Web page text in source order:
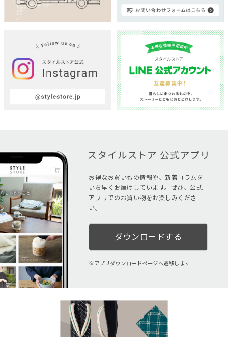
お得なお買いもの情報や、新着コラムを
いち早くお届けしています。ぜひ、公式
アプリでのお買い物をお楽しみくださ
い。
ダウンロードする
アプリダウンロードページへ遷移します